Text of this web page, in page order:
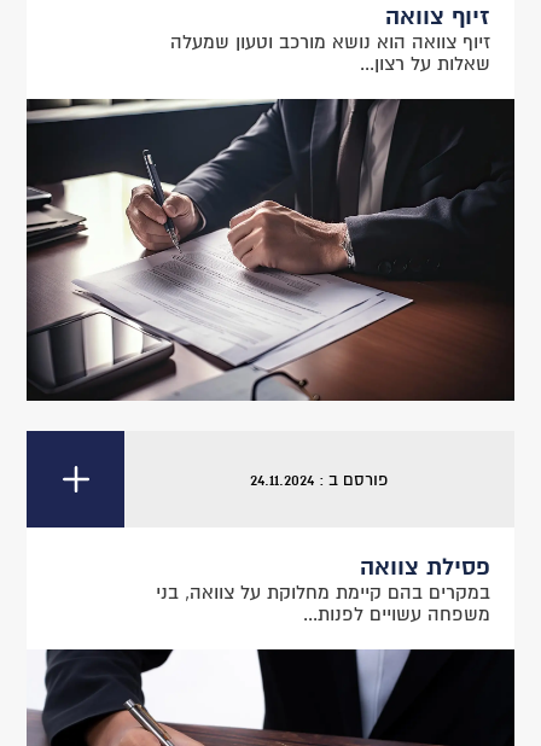
זיוף צוואה
זיוף צוואה הוא נושא מורכב וטעון שמעלה
שאלות על רצון...
פורסם ב : 24.11.2024
פסילת צוואה
במקרים בהם קיימת מחלוקת על צוואה, בני
משפחה עשויים לפנות...